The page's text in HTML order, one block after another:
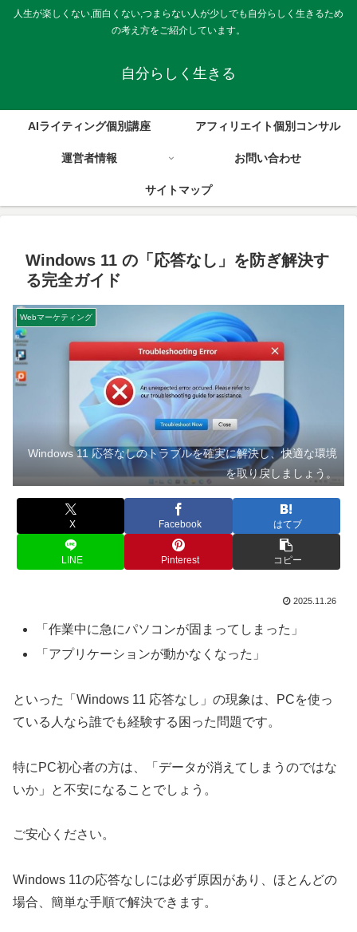
人生が楽しくない,面白くない,つまらない人が少しでも自分らしく生きるため
の考え方をご紹介しています。
自分らしく生きる
AIライティング個別講座 アフィリエイト個別コンサル
運営者情報 お問い合わせ
サイトマップ
Windows 11 の「応答なし」を防ぎ解決す
る完全ガイド
Webマーケティング
Windows 11 応答なしのトラブルを確実に解決し、快適な環境
を取り戻しましょう。
X Facebook はてブ
LINE Pinterest コピー
2025.11.26
「作業中に急にパソコンが固まってしまった」
「アプリケーションが動かなくなった」
といった「Windows 11 応答なし」の現象は、PCを使っ
ている人なら誰でも経験する困った問題です。
特にPC初心者の方は、「データが消えてしまうのではな
いか」と不安になることでしょう。
ご安心ください。
Windows 11の応答なしには必ず原因があり、ほとんどの
場合、簡単な手順で解決できます。